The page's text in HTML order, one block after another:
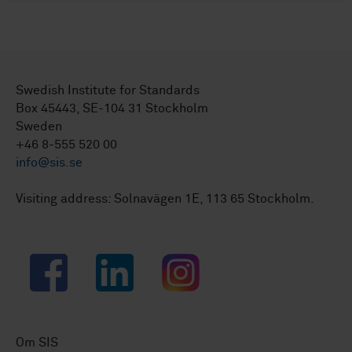
Swedish Institute for Standards
Box 45443, SE-104 31 Stockholm
Sweden
+46 8-555 520 00
info@sis.se
Visiting address: Solnavägen 1E, 113 65 Stockholm.
Facebook LinkedIn Instagram
Om SIS